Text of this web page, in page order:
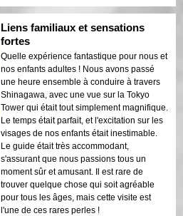
Liens familiaux et sensations
fortes
Quelle expérience fantastique pour nous et
nos enfants adultes ! Nous avons passé
une heure ensemble à conduire à travers
Shinagawa, avec une vue sur la Tokyo
Tower qui était tout simplement magnifique.
Le temps était parfait, et l'excitation sur les
visages de nos enfants était inestimable.
Le guide était très accommodant,
s'assurant que nous passions tous un
moment sûr et amusant. Il est rare de
trouver quelque chose qui soit agréable
pour tous les âges, mais cette visite est
l'une de ces rares perles !